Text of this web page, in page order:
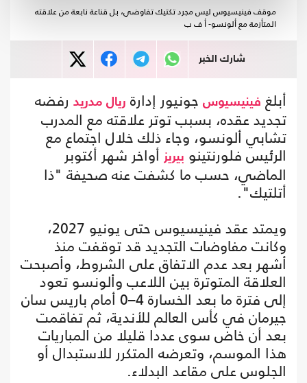
موقف فينيسيوس ليس مجرد تكتيك تفاوضي، بل قناعة نابعة من علاقته
المتأزمة مع ألونسو- أ ف ب
شارك الخبر
أبلغ فينيسيوس جونيور إدارة ريال مدريد رفضه
تجديد عقده، بسبب توتر علاقته مع المدرب
تشابي ألونسو، وجاء ذلك خلال اجتماع مع
الرئيس فلورنتينو بيريز أواخر شهر أكتوبر
الماضي، حسب ما كشفت عنه صحيفة "ذا
أتلتيك".
ويمتد عقد فينيسيوس حتى يونيو 2027،
وكانت مفاوضات التجديد قد توقفت منذ
أشهر بعد عدم الاتفاق على الشروط، وأصبحت
العلاقة المتوترة بين اللاعب وألونسو تعود
إلى فترة ما بعد الخسارة 4–0 أمام باريس سان
جيرمان في كأس العالم للأندية، ثم تفاقمت
بعد أن خاض سوى عددا قليلا من المباريات
هذا الموسم، وتعرضه المتكرر للاستبدال أو
الجلوس على مقاعد البدلاء.